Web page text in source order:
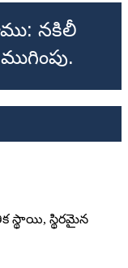
నకిలీ
స్థాయి, స్థిరమైన